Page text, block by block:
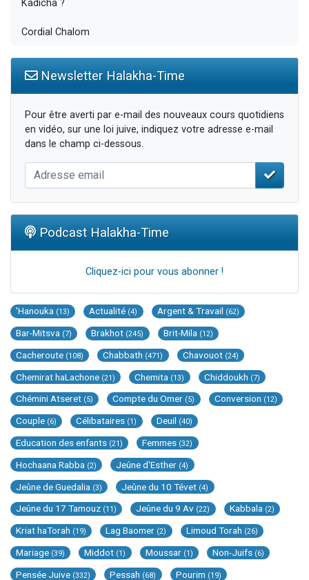
Kadicha ?
Cordial Chalom
Newsletter Halakha-Time
Pour être averti par e-mail des nouveaux cours quotidiens
en vidéo, sur une loi juive, indiquez votre adresse e-mail
dans le champ ci-dessous.
Podcast Halakha-Time
Cliquez-ici pour vous abonner !
'Hanouka (13) Actualité (4) Argent & Travail (62)
Bar-Mitsva (7) Brakhot (245) Brit-Mila (12)
Cacheroute (108) Chabbath (471) Chavouot (24)
Chemirat haLachone (21) Chemita (13) Chiddoukh (7)
Chémini Atseret (5) Compte du Omer (5) Conversion (12)
Couple (6) Célibataires (1) Deuil (40)
Education des enfants (21) Femmes (32)
Hochaana Rabba (2) Jeûne d'Esther (4)
Jeûne de Guedalia (3) Jeûne du 10 Tévet (4)
Jeûne du 17 Tamouz (11) Jeûne du 9 Av (22) Kabbala (2)
Kriat haTorah (19) Lag Baomer (2) Limoud Torah (26)
Mariage (39) Middot (1) Moussar (1) Non-Juifs (6)
Pensée Juive (332) Pessah (68) Pourim (19)